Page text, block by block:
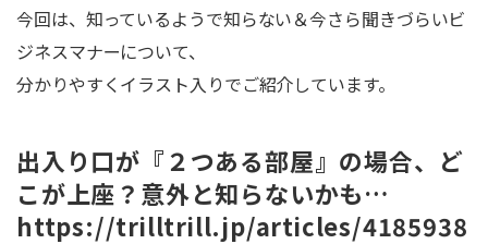
今回は、知っているようで知らない＆今さら聞きづらいビ
ジネスマナーについて、
分かりやすくイラスト入りでご紹介しています。
出入り口が『２つある部屋』の場合、ど
こが上座？意外と知らないかも…
https://trilltrill.jp/articles/4185938